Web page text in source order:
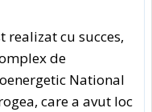
realizat cu succes,
de
National
care a avut loc